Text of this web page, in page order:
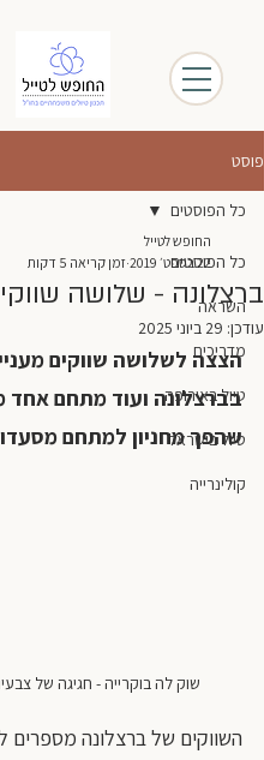
פוסט
כל הפוסטים
השראה
מדריכים
טיול באירופה
טיול בישראל
קולינרייה
כל הפוסטים
ברצלונה - שלושה
החופש לטייל
22 בספט׳ 2019
זמן קריאה 5 דקות
עודכן: 29 ביוני 2025
הצצה לשלושה שווקים
בברצלונה ועוד מתחם אחד
שהפך מחניון למתחם
שוק לה בוקרייה - חגיגה של
השווקים של ברצלונה מספרים